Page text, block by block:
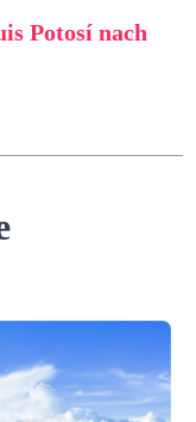
Potosí nach